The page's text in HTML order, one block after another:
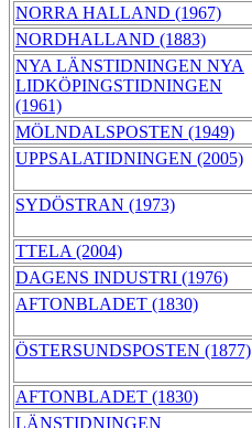
NORRA HALLAND (1967)
NORDHALLAND (1883)
NYA LÄNSTIDNINGEN NYA
LIDKÖPINGSTIDNINGEN
(1961)
MÖLNDALSPOSTEN (1949)
UPPSALATIDNINGEN (2005)
SYDÖSTRAN (1973)
TTELA (2004)
DAGENS INDUSTRI (1976)
AFTONBLADET (1830)
ÖSTERSUNDSPOSTEN (1877)
AFTONBLADET (1830)
LÄNSTIDNINGEN